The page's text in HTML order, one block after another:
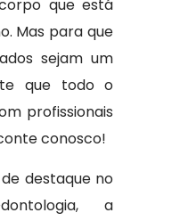
que está
Mas para que
sejam um
que todo o
profissionais
conosco!
destaque no
a